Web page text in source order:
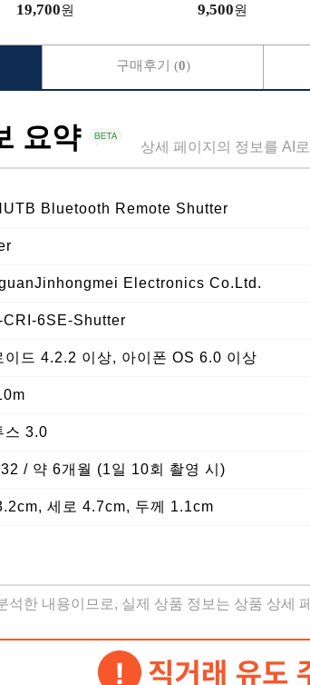
19,700원 9,500원
요약 상세 페이지의 정보를 AI
Bluetooth Remote Shutter
Electronics Co.Ltd.
CRI-6SE-Shutter
이드 4.2.2 이상, 아이폰 OS 6.0 이상
스 3.0
/ 약 6개월 (1일 10회 촬영 시)
세로 4.7cm, 두께 1.1cm
석한 내용이므로, 실제 상품 정보는 상품 상세
구매후기 (0)